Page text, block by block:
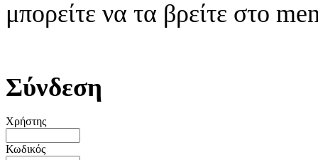
μπορείτε να τα βρείτε στο
Σύνδεση
Χρήστης
Κωδικός